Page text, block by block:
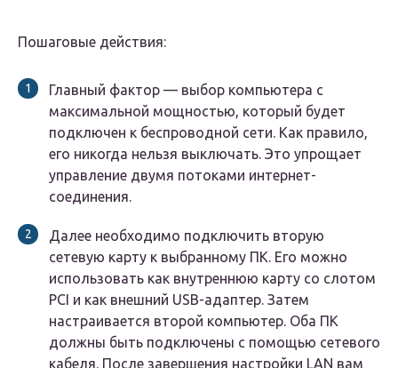
Пошаговые действия:
Главный фактор — выбор компьютера с
максимальной мощностью, который будет
подключен к беспроводной сети. Как правило,
его никогда нельзя выключать. Это упрощает
управление двумя потоками интернет-
соединения.
Далее необходимо подключить вторую
сетевую карту к выбранному ПК. Его можно
использовать как внутреннюю карту со слотом
PCI и как внешний USB-адаптер. Затем
настраивается второй компьютер. Оба ПК
должны быть подключены с помощью сетевого
кабеля. После завершения настройки LAN вам